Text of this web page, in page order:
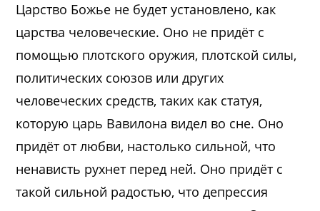
Царство Божье не будет установлено, как
царства человеческие. Оно не придёт с
помощью плотского оружия, плотской силы,
политических союзов или других
человеческих средств, таких как статуя,
которую царь Вавилона видел во сне. Оно
придёт от любви, настолько сильной, что
ненависть рухнет перед ней. Оно придёт с
такой сильной радостью, что депрессия